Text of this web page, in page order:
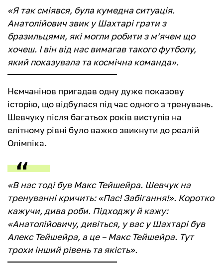
«Я так сміявся, була кумедна ситуація.
Анатолійович звик у Шахтарі грати з
бразильцями, які могли робити з м’ячем що
хочеш. І він від нас вимагав такого футболу,
який показувала та космічна команда».
Нємчанінов пригадав одну дуже показову
історію, що відбулася під час одного з тренувань.
Шевчуку після багатьох років виступів на
елітному рівні було важко звикнути до реалій
Олімпіка.
«В нас тоді був Макс Тейшейра. Шевчук на
тренуванні кричить: «Пас! Забігання!». Коротко
кажучи, дива роби. Підходжу й кажу:
«Анатолійовичу, дивіться, у вас у Шахтарі був
Алекс Тейшейра, а це – Макс Тейшейра. Тут
трохи інший рівень та якість».